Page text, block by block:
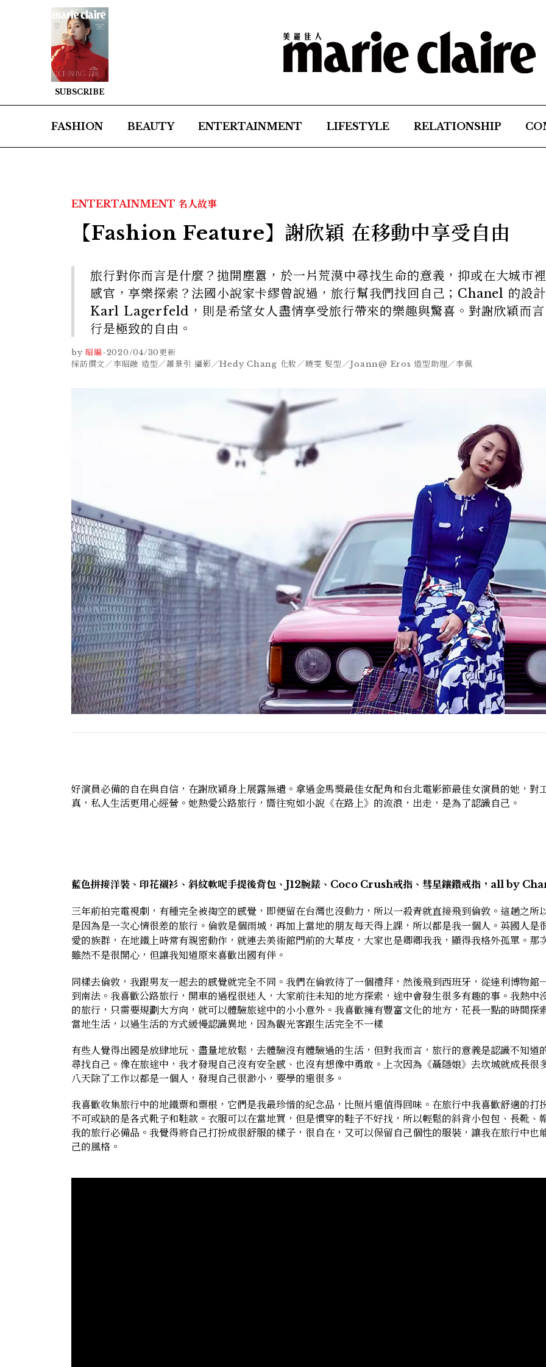
SUBSCRIBE
FASHION BEAUTY ENTERTAINMENT LIFESTYLE RELATIONSHIP
ENTERTAINMENT 名人故事
【Fashion Feature】謝欣穎 在移動中享受自由
旅行對你而言是什麼？拋開塵囂，於一片荒漠中尋找生命的意義，抑或在大城市
感官，享樂探索？法國小說家卡繆曾說過，旅行幫我們找回自己；Chanel 的設
Karl Lagerfeld，則是希望女人盡情享受旅行帶來的樂趣與驚喜。對謝欣穎而
行是極致的自由。
by 昭編-2020/04/30更新
採訪撰文／李昭融 造型／蕭景引 攝影／Hedy Chang 化妝／曉雯 髮型／Joann@ Eros 造型助理／李佩
好演員必備的自在與自信，在謝欣穎身上展露無遺。拿過金馬獎最佳女配角和台北電影節最佳女演員的她，對
真，私人生活更用心經營。她熱愛公路旅行，嚮往宛如小說《在路上》的流浪，出走，是為了認識自己。
藍色拼接洋裝、印花襯衫、斜紋軟呢手提後背包、J12腕錶、Coco Crush戒指、彗星鑲鑽戒指，all by
三年前拍完電視劇，有種完全被掏空的感覺，即便留在台灣也沒動力，所以一殺青就直接飛到倫敦。這趟之所
是因為是一次心情很差的旅行。倫敦是個雨城，再加上當地的朋友每天得上課，所以都是我一個人。英國人是
愛的族群，在地鐵上時常有親密動作，就連去美術館門前的大草皮，大家也是卿卿我我，顯得我格外孤單。那
雖然不是很開心，但讓我知道原來喜歡出國有伴。
同樣去倫敦，我跟男友一起去的感覺就完全不同。我們在倫敦待了一個禮拜，然後飛到西班牙，從達利博物館
到南法。我喜歡公路旅行，開車的過程很迷人，大家前往未知的地方探索，途中會發生很多有趣的事。我熱中
的旅行，只需要規劃大方向，就可以體驗旅途中的小小意外。我喜歡擁有豐富文化的地方，花長一點的時間探
當地生活，以過生活的方式緩慢認識異地，因為觀光客跟生活完全不一樣
有些人覺得出國是放肆地玩、盡量地放鬆，去體驗沒有體驗過的生活，但對我而言，旅行的意義是認識不知道
尋找自己。像在旅途中，我才發現自己沒有安全感、也沒有想像中勇敢。上次因為《聶隱娘》去坎城就成長很
八天除了工作以都是一個人，發現自己很渺小，要學的還很多。
我喜歡收集旅行中的地鐵票和票根，它們是我最珍惜的紀念品，比照片還值得回味。在旅行中我喜歡舒適的打
不可或缺的是各式靴子和鞋款。衣服可以在當地買，但是慣穿的鞋子不好找，所以輕鬆的斜背小包包、長靴、
我的旅行必備品。我覺得將自己打扮成很舒服的樣子，很自在，又可以保留自己個性的服裝，讓我在旅行中也
己的風格。